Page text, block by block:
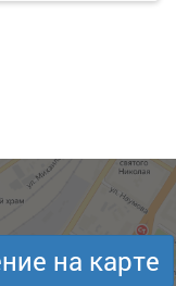
на карте